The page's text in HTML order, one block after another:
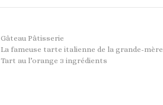
Catégories
Gâteau Pâtisserie
La fameuse tarte italienne de la grande-mère
Tart au l’orange 3 ingrédients